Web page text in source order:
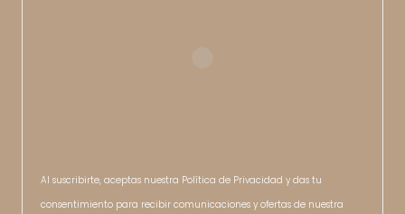
Al suscribirte, aceptas nuestra Política de Privacidad y das tu
consentimiento para recibir comunicaciones y ofertas de nuestra